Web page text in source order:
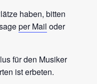
haben, bitten
per Mail oder
für den Musiker
ist erbeten.